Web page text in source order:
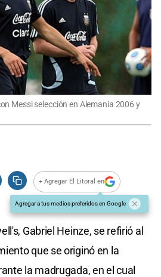
Messi selección en Alemania 2006 y
+ Agregar El Litoral en
Agregar a tus medios preferidos en Google
Gabriel Heinze, se refirió al
que se originó en la
la madrugada, en el cual